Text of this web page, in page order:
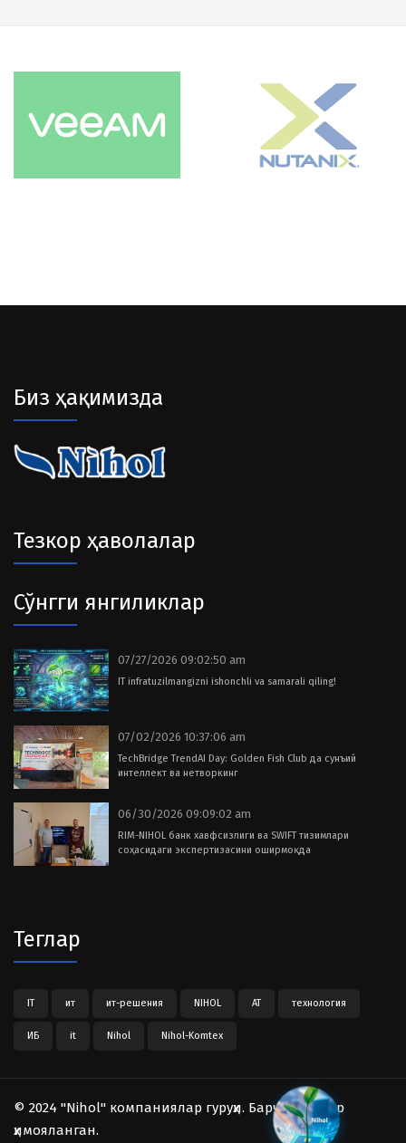
Биз ҳақимизда
Тезкор ҳаволалар
Сўнгги янгиликлар
07/27/2026 09:02:50 am
IT infratuzilmangizni ishonchli va samarali qiling!
07/02/2026 10:37:06 am
TechBridge TrendAI Day: Golden Fish Club да сунъий
интеллект ва нетворкинг
06/30/2026 09:09:02 am
RIM-NIHOL банк хавфсизлиги ва SWIFT тизимлари
соҳасидаги экспертизасини оширмоқда
Теглар
IT ит ит-решения NIHOL АТ технология
ИБ it Nihol Nihol-Komtex
© 2024 "Nihol" компаниялар гуруҳи. Барча ҳуқуқлар
ҳимояланган.